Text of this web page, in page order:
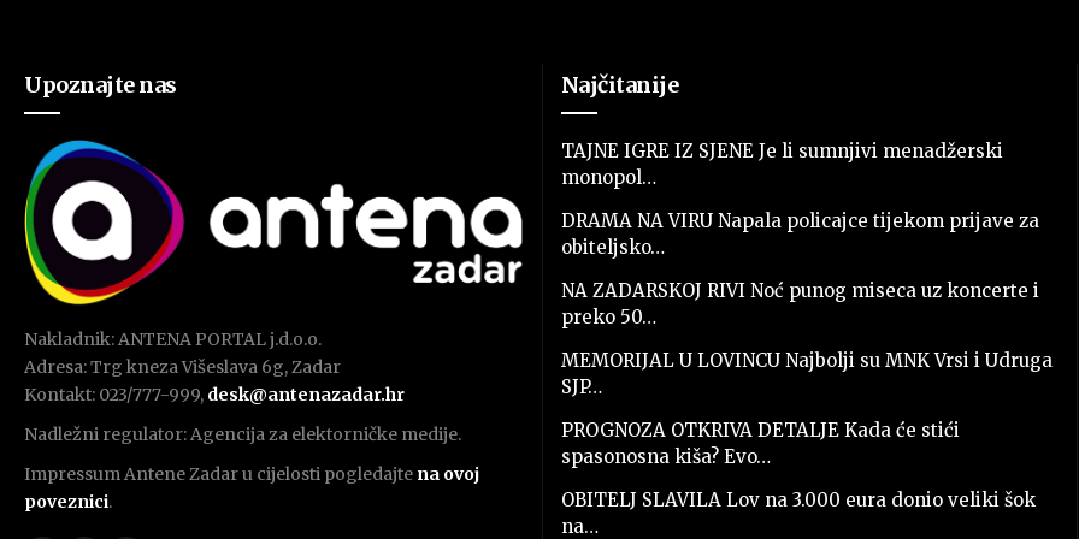
Upoznajte nas
Nakladnik: ANTENA PORTAL j.d.o.o.
Adresa: Trg kneza Višeslava 6g, Zadar
Kontakt: 023/777-999, desk@antenazadar.hr
Nadležni regulator: Agencija za elektorničke medije.
Impressum Antene Zadar u cijelosti pogledajte na ovoj
poveznici.
Najčitanije
TAJNE IGRE IZ SJENE Je li sumnjivi menadžerski
monopol…
DRAMA NA VIRU Napala policajce tijekom prijave za
obiteljsko…
NA ZADARSKOJ RIVI Noć punog miseca uz koncerte i
preko 50…
MEMORIJAL U LOVINCU Najbolji su MNK Vrsi i Udruga
SJP…
PROGNOZA OTKRIVA DETALJE Kada će stići
spasonosna kiša? Evo…
OBITELJ SLAVILA Lov na 3.000 eura donio veliki šok
na…